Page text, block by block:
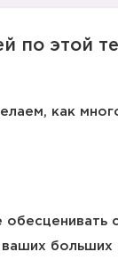
по этой
как
обесценивать
ваших больших